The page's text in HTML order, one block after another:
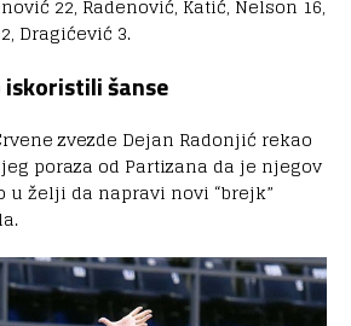
22, Radenović, Katić, Nelson 16,
Dragićević 3.
iskoristili šanse
zvezde Dejan Radonjić rekao
poraza od Partizana da je njegov
želji da napravi novi “brejk”